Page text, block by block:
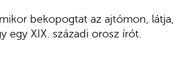
bekopogtat az ajtómon, látja,
egy XIX. századi orosz írót.